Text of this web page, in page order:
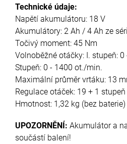
Technické údaje:
Napětí akumulátoru: 18 V
Akumulátory: 2 Ah / 4 Ah ze
Točivý moment: 45 Nm
Volnoběžné otáčky: I. stupeň:
Stupeň: 0 - 1400 ot./min.
Maximální průměr vrtáku: 13
Regulace otáček: 19 + 1 stupeň
Hmotnost: 1,32 kg (bez baterie)
UPOZORNĚNÍ: Akumulátor a
součástí balení!